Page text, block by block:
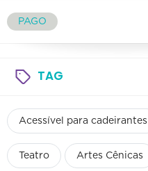
PAGO
TAG
Acessível para cadeirantes
Teatro Artes Cênicas